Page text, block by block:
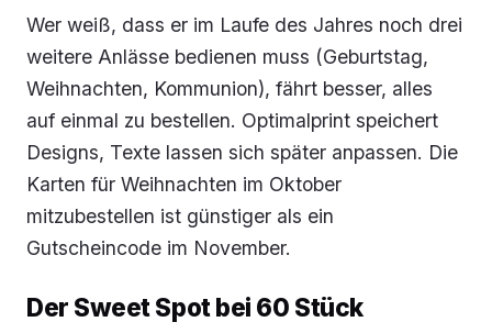
Wer weiß, dass er im Laufe des Jahres noch drei
weitere Anlässe bedienen muss (Geburtstag,
Weihnachten, Kommunion), fährt besser, alles
auf einmal zu bestellen. Optimalprint speichert
Designs, Texte lassen sich später anpassen. Die
Karten für Weihnachten im Oktober
mitzubestellen ist günstiger als ein
Gutscheincode im November.
Der Sweet Spot bei 60 Stück